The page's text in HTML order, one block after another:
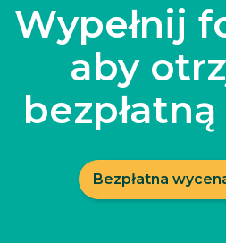
Wypełnij
aby
Bezpłatna